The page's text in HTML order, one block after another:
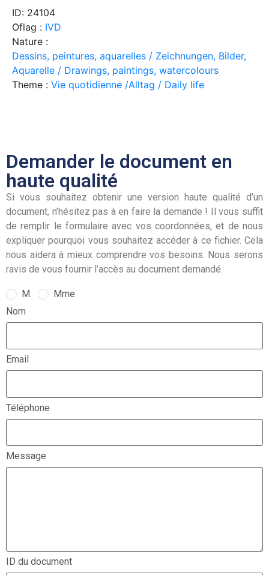
ID: 24104
Oflag : IVD
Nature :
Dessins, peintures, aquarelles / Zeichnungen, Bilder,
Aquarelle / Drawings, paintings, watercolours
Theme : Vie quotidienne /Alltag / Daily life
Demander le document en
haute qualité
Si vous souhaitez obtenir une version haute qualité d’un
document, n’hésitez pas à en faire la demande ! Il vous suffit
de remplir le formulaire avec vos coordonnées, et de nous
expliquer pourquoi vous souhaitez accéder à ce fichier. Cela
nous aidera à mieux comprendre vos besoins. Nous serons
ravis de vous fournir l’accès au document demandé.
M.
Mme
Nom
Email
Téléphone
Message
ID du document